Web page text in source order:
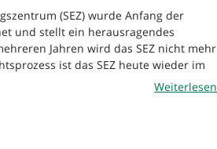
(SEZ) wurde Anfang der
und stellt ein herausragendes
Jahren wird das SEZ nicht mehr
ist das SEZ heute wieder im
Weiterlesen